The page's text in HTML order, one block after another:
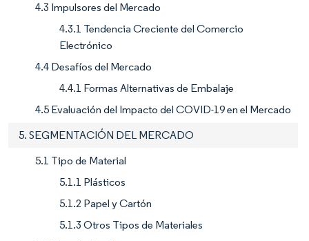
4.3 Impulsores del Mercado
4.3.1 Tendencia Creciente del Comercio
Electrónico
4.4 Desafíos del Mercado
4.4.1 Formas Alternativas de Embalaje
4.5 Evaluación del Impacto del COVID-19 en el Mercado
5. SEGMENTACIÓN DEL MERCADO
5.1 Tipo de Material
5.1.1 Plásticos
5.1.2 Papel y Cartón
5.1.3 Otros Tipos de Materiales